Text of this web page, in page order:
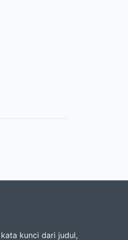
kunci dari judul,